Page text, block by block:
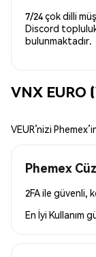
7/24 çok dilli
Discord
bulunmaktadır.
VNX EURO
VEUR’nizi
Phemex
2FA ile güvenli,
En İyi Kullanım